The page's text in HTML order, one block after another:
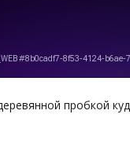
пробкой